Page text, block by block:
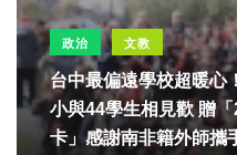
政治 文教
台中最偏遠學校超暖心
小與44學生相見歡 贈「2025市民限定乘車優惠
卡」感謝南非籍外師攜